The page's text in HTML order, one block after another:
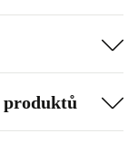
produktů